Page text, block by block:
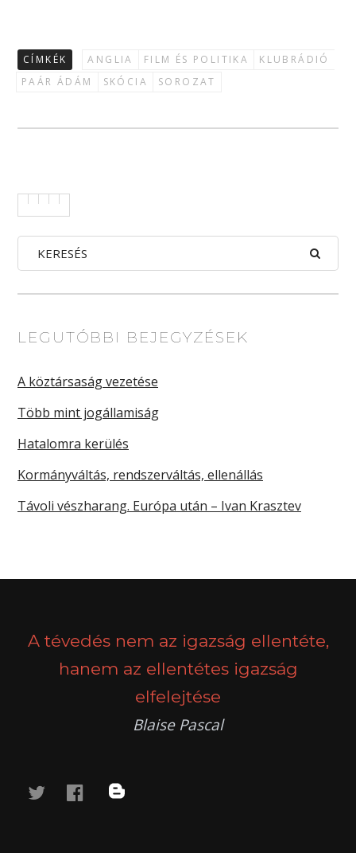
CÍMKÉK ANGLIA FILM ÉS POLITIKA
KLUBRÁDIÓ
PAÁR ÁDÁM
SKÓCIA SOROZAT
LEGUTÓBBI BEJEGYZÉSEK
A köztársaság vezetése
Több mint jogállamiság
Hatalomra kerülés
Kormányváltás, rendszerváltás, ellenállás
Távoli vészharang. Európa után – Ivan Krasztev
A tévedés nem az igazság ellentéte,
hanem az ellentétes igazság
elfelejtése
Blaise Pascal
twitterfacebook
blog